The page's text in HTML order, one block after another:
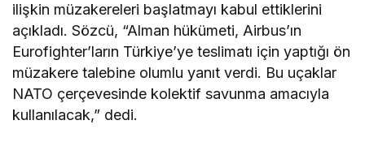
ilişkin müzakereleri başlatmayı kabul ettiklerini
açıkladı. Sözcü, “Alman hükümeti, Airbus’ın
Eurofighter’ların Türkiye’ye teslimatı için yaptığı ön
müzakere talebine olumlu yanıt verdi. Bu uçaklar
NATO çerçevesinde kolektif savunma amacıyla
kullanılacak,” dedi.